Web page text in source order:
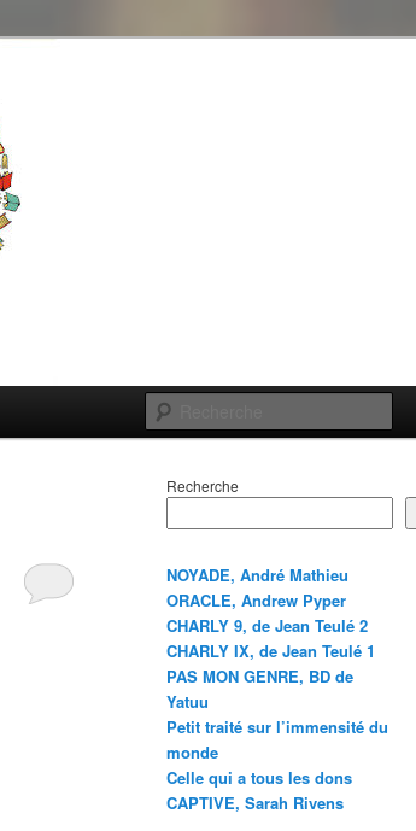
Recherche
NOYADE, André Mathieu
ORACLE, Andrew Pyper
CHARLY 9, de Jean Teulé 2
CHARLY IX, de Jean Teulé 1
PAS MON GENRE, BD de
Yatuu
Petit traité sur l’immensité du
monde
Celle qui a tous les dons
CAPTIVE, Sarah Rivens